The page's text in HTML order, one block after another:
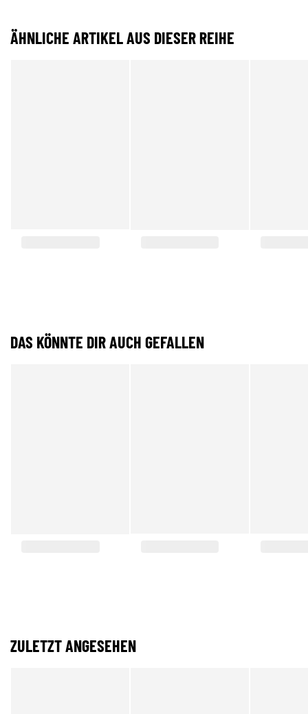
ÄHNLICHE ARTIKEL AUS DIESER REIHE
DAS KÖNNTE DIR AUCH GEFALLEN
ZULETZT ANGESEHEN